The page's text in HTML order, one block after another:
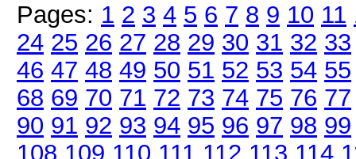
Pages: 1 2 3 4 5 6 7 8 9 10 11
24 25 26 27 28 29 30 31 32 33
46 47 48 49 50 51 52 53 54 55
68 69 70 71 72 73 74 75 76 77
90 91 92 93 94 95 96 97 98 99
108 109 110 111 112 113 114